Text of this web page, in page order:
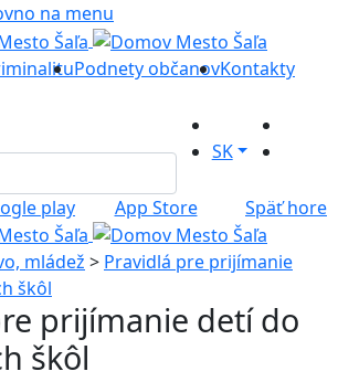
na menu
Podnety občanovKontakty
SK
play App Store Späť hore
mládež > Pravidlá pre prijímanie
škôl
prijímanie detí do
škôl